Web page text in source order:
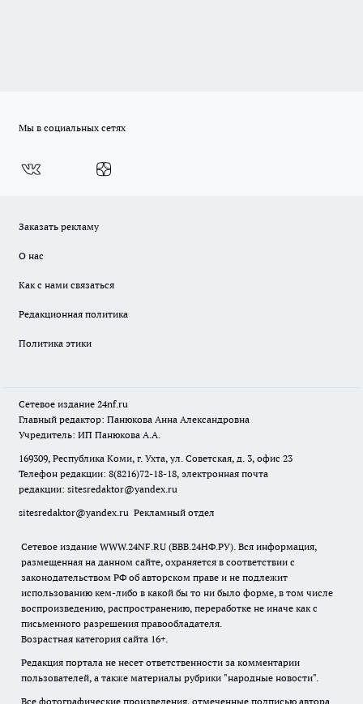
Мы в социальных сетях
Заказать рекламу
О нас
Как с нами связаться
Редакционная политика
Политика этики
Сетевое издание 24nf.ru
Главный редактор: Панюкова Анна Александровна
Учредитель: ИП Панюкова А.А.
169309, Республика Коми, г. Ухта, ул. Советская, д. 3, офис 23
Телефон редакции: 8(8216)72-18-18, электронная почта
редакции: sitesredaktor@yandex.ru
sitesredaktor@yandex.ru Рекламный отдел
Сетевое издание WWW.24NF.RU (ВВВ.24НФ.РУ). Вся информация,
размещенная на данном сайте, охраняется в соответствии с
законодательством РФ об авторском праве и не подлежит
использованию кем-либо в какой бы то ни было форме, в том числе
воспроизведению, распространению, переработке не иначе как с
письменного разрешения правообладателя.
Возрастная категория сайта 16+.
Редакция портала не несет ответственности за комментарии
пользователей, а также материалы рубрики "народные новости".
Все фотографические произведения, отмеченные подписью автора